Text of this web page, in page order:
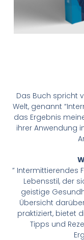
Das Buch spricht
Welt, genannt
das Ergebnis
ihrer Anwendung
” Intermittierendes
Lebensstil, der
geistige
Übersicht
praktiziert, bietet
Tipps und